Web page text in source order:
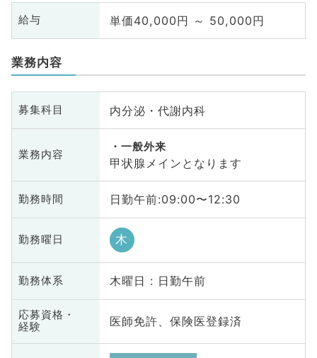
給与 単価40,000円 ～ 50,000円
業務内容
募集科目 内分泌・代謝内科
業務内容
一般外来
甲状腺メインとなります
勤務時間 日勤午前:09:00〜12:30
勤務曜日 木
勤務体系 木曜日 : 日勤午前
応募資格・
経験
医師免許、保険医登録済